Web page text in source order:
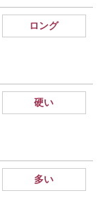
ロング
硬い
多い